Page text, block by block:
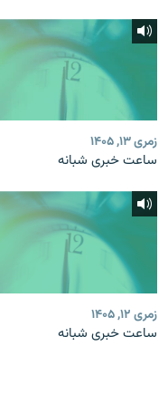
زمری ۱۳, ۱۴۰۵
ساعت خبری شبانه
زمری ۱۲, ۱۴۰۵
ساعت خبری شبانه